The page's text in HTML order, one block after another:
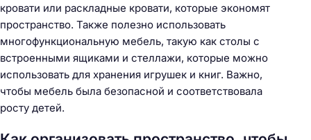
кровати или раскладные кровати, которые экономят
пространство. Также полезно использовать
многофункциональную мебель, такую как столы с
встроенными ящиками и стеллажи, которые можно
использовать для хранения игрушек и книг. Важно,
чтобы мебель была безопасной и соответствовала
росту детей.